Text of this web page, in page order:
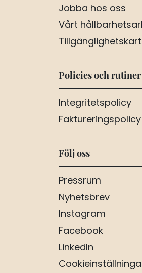
Jobba hos oss
Vårt
Policies och rutiner
Integritetspolicy
Faktureringspolicy
Följ oss
Pressrum
Nyhetsbrev
Instagram
Facebook
LinkedIn